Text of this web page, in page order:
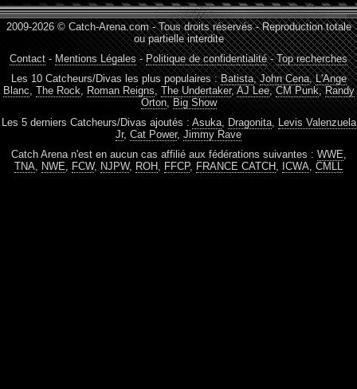
2009-2026 © Catch-Arena.com - Tous droits réservés - Reproduction totale
ou partielle interdite
Contact - Mentions Légales-Politique de confidentialité-Top recherches
Les 10 Catcheurs/Divas les plus populaires :Batista,John Cena,L'Ange
Blanc, The Rock, Roman Reigns, The Undertaker,AJ Lee,CM Punk,Randy
Orton, Big Show
Les 5 derniers Catcheurs/Divas ajoutés : Asuka, Dragonita, Levis Valenzuela
Jr, Cat Power, Jimmy Rave
Catch Arena n'est en aucun cas affilié aux fédérations suivantes : WWE,
TNA, NWE, FCW, NJPW, ROH , FFCP, FRANCE CATCH , ICWA, CMLL